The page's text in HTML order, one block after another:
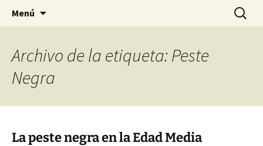
Gomeres
Historia, cultura y pensamiento
Menú Buscar:
Archivo de la etiqueta: Peste
Negra
La peste negra en la Edad Media